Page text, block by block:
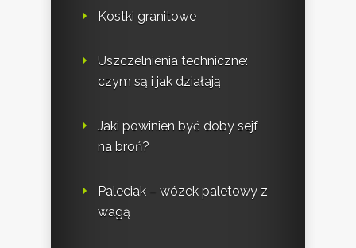
Kostki granitowe
Uszczelnienia techniczne:
czym są i jak działają
Jaki powinien być doby sejf
na broń?
Paleciak – wózek paletowy z
wagą